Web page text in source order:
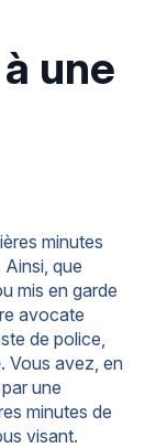
une
minutes
que
mis en garde
avocate
de police,
. Vous avez, en
une
minutes de
visant.